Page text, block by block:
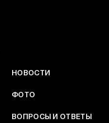
НОВОСТИ
ФОТО
ВОПРОСЫ И ОТВЕТЫ